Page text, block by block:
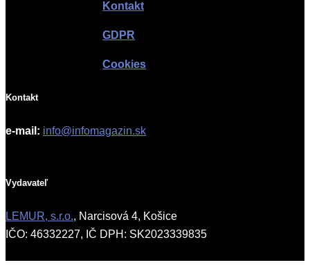
Kontakt
GDPR
Cookies
Kontakt
e-mail: info@infomagazin.sk
Vydavateľ
LEMUR, s.r.o., Narcisová 4, Košice
IČO: 46332227, IČ DPH: SK2023339835